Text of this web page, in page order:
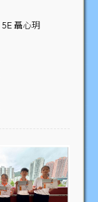
5E 聶心玥